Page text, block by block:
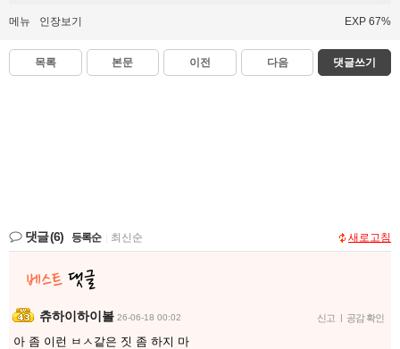
메뉴 인장보기 EXP 67%
목록 본문 이전 다음 댓글쓰기
댓글(6) 등록순 최신순 새로고침
츄하이하이볼 26-06-18 00:02 신고 | 공감 확인
아 좀 이런 ㅂㅅ같은 짓 좀 하지 마